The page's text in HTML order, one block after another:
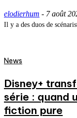
elodierhum - 7 août
Il y a des duos de
News
Disney+
série : quand
fiction pure